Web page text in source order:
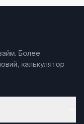
Более
калькулятор